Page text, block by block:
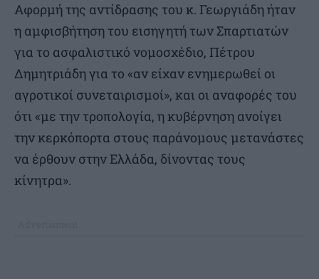
Αφορμή της αντίδρασης του κ. Γεωργιάδη ήταν
η αμφισβήτηση του εισηγητή των Σπαρτιατών
για το ασφαλιστικό νομοσχέδιο, Πέτρου
Δημητριάδη για το «αν είχαν ενημερωθεί οι
αγροτικοί συνεταιρισμοί», και οι αναφορές του
ότι «με την τροπολογία, η κυβέρνηση ανοίγει
την κερκόπορτα στους παράνομους μετανάστες
να έρθουν στην Ελλάδα, δίνοντας τους
κίνητρα».